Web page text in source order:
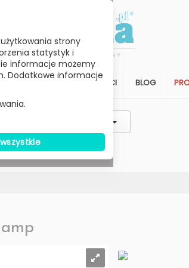
ARCHITEKCI BLOG
strony
statystyk i
informacje możemy
Dodatkowe informacje